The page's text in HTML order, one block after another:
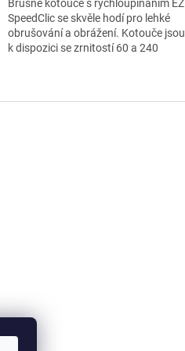
Brusné kotouče s rychloupínáním EZ
SpeedClic se skvěle hodí pro lehké
obrušování a obrážení. Kotouče jsou
k dispozici se zrnitostí 60 a 240